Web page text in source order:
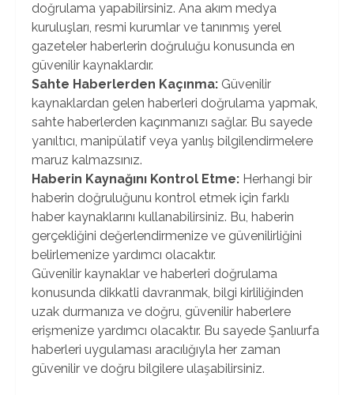
doğrulama yapabilirsiniz. Ana akım medya
kuruluşları, resmi kurumlar ve tanınmış yerel
gazeteler haberlerin doğruluğu konusunda en
güvenilir kaynaklardır.
Sahte Haberlerden Kaçınma: Güvenilir
kaynaklardan gelen haberleri doğrulama yapmak,
sahte haberlerden kaçınmanızı sağlar. Bu sayede
yanıltıcı, manipülatif veya yanlış bilgilendirmelere
maruz kalmazsınız.
Haberin Kaynağını Kontrol Etme: Herhangi bir
haberin doğruluğunu kontrol etmek için farklı
haber kaynaklarını kullanabilirsiniz. Bu, haberin
gerçekliğini değerlendirmenize ve güvenilirliğini
belirlemenize yardımcı olacaktır.
Güvenilir kaynaklar ve haberleri doğrulama
konusunda dikkatli davranmak, bilgi kirliliğinden
uzak durmanıza ve doğru, güvenilir haberlere
erişmenize yardımcı olacaktır. Bu sayede Şanlıurfa
haberleri uygulaması aracılığıyla her zaman
güvenilir ve doğru bilgilere ulaşabilirsiniz.